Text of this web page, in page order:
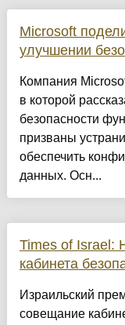
Microsoft
улучшении
Компания
в которой
безопасности
призваны
обеспечить
данных. Осн...
Times of Israel:
кабинета
Израильский
совещание